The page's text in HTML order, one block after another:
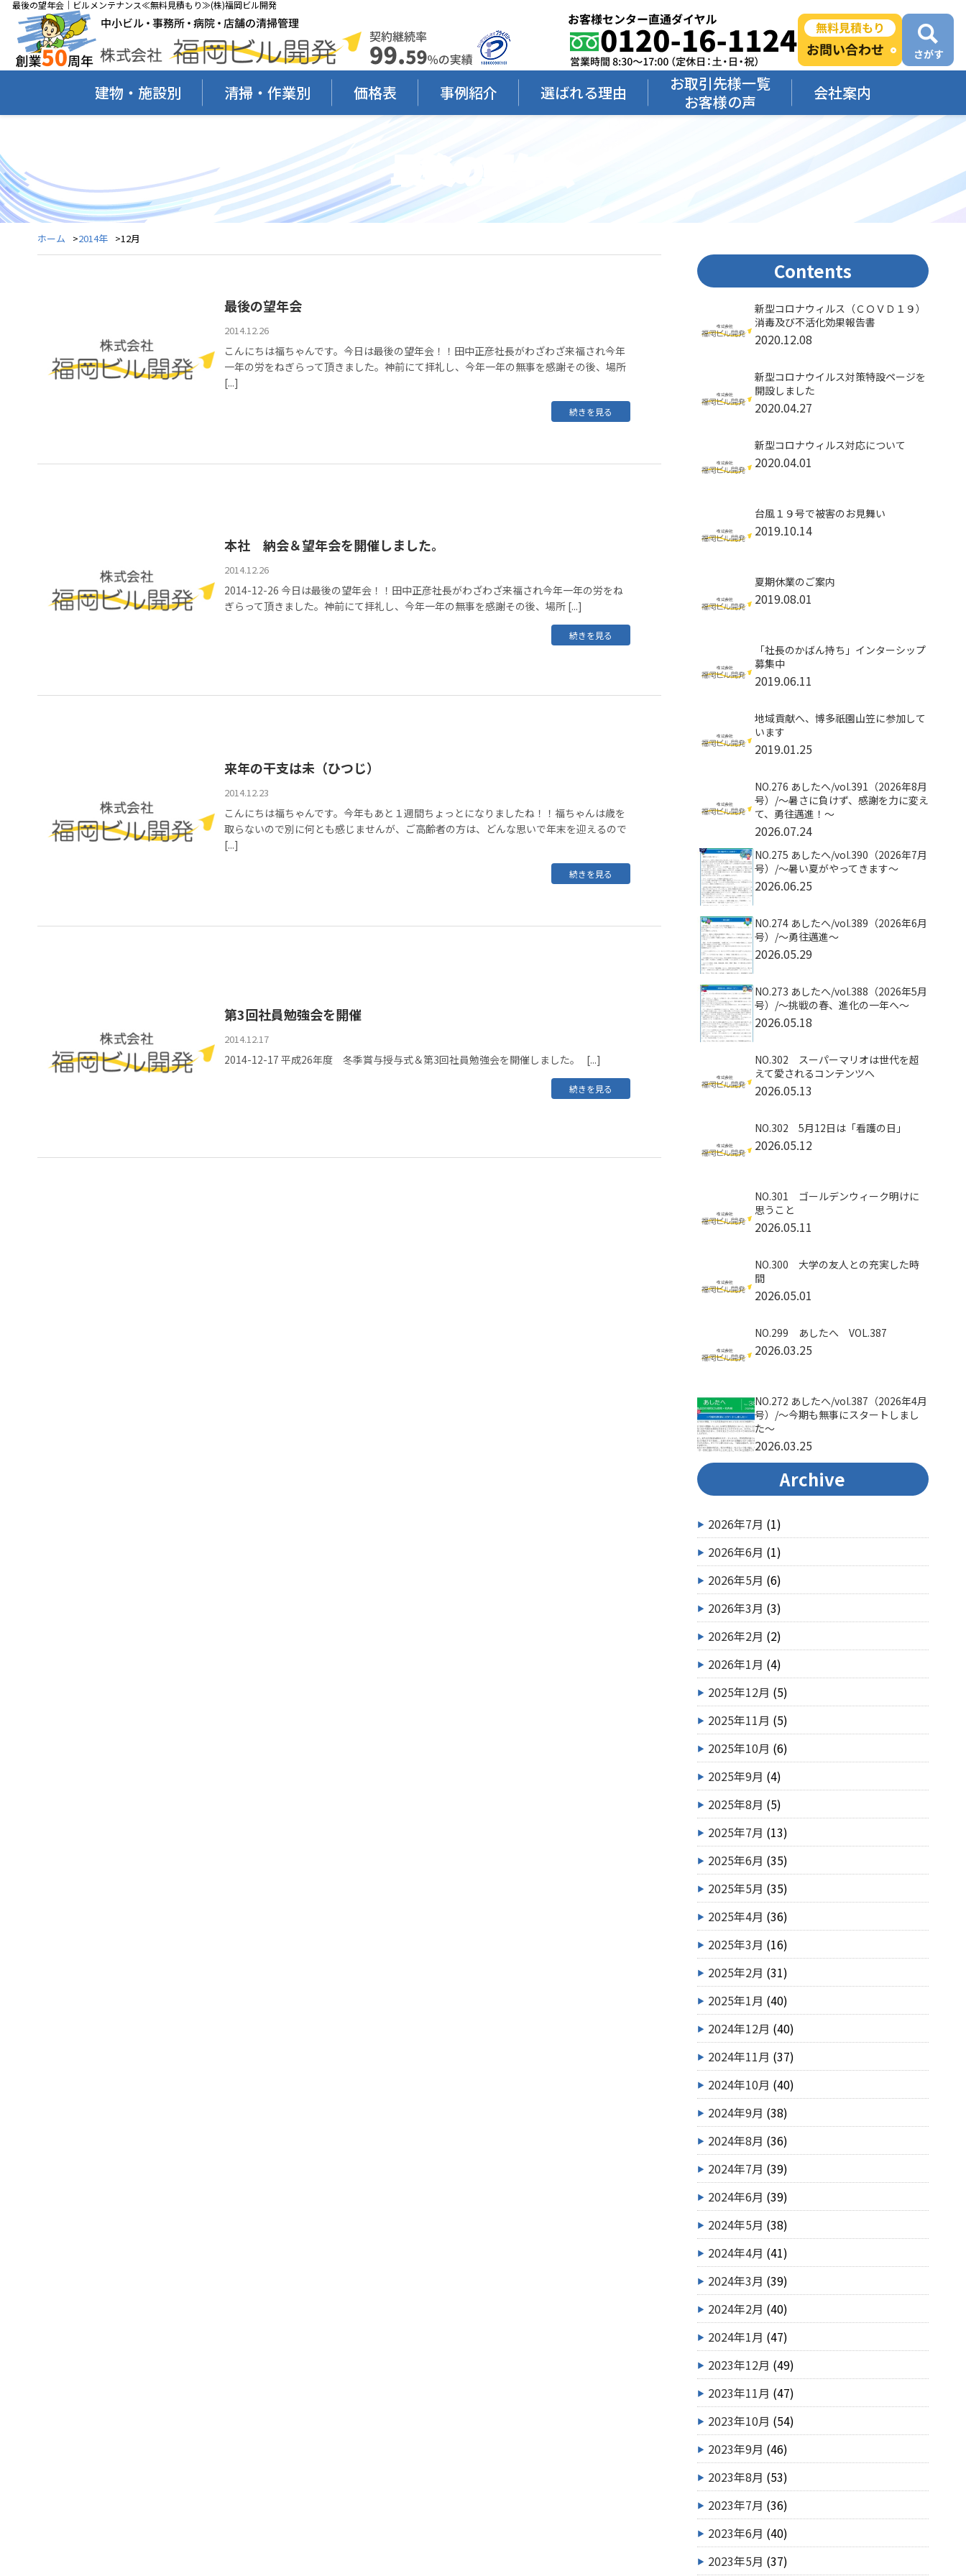
最後の望年会｜ビルメンテナンス≪無料見積もり≫(株)福岡ビル開発
建物・施設別 清掃・作業別 価格表 事例紹介 選ばれる理由
お取引先様一覧
お客様の声
会社案内
最後の望年会
ホーム 2014年 12月
最後の望年会
2014.12.26
こんにちは福ちゃんです。今日は最後の望年会！！田中正彦社長がわざわざ来福され今年
一年の労をねぎらって頂きました。神前にて拝礼し、今年一年の無事を感謝その後、場所
[...]
続きを見る
本社 納会＆望年会を開催しました。
2014.12.26
2014-12-26 今日は最後の望年会！！田中正彦社長がわざわざ来福され今年一年の労をね
ぎらって頂きました。神前にて拝礼し、今年一年の無事を感謝その後、場所 [...]
続きを見る
来年の干支は未（ひつじ）
2014.12.23
こんにちは福ちゃんです。今年もあと１週間ちょっとになりましたね！！福ちゃんは歳を
取らないので別に何とも感じませんが、ご高齢者の方は、どんな思いで年末を迎えるので
[...]
続きを見る
第3回社員勉強会を開催
2014.12.17
2014-12-17 平成26年度 冬季賞与授与式＆第3回社員勉強会を開催しました。 [...]
続きを見る
Contents
新型コロナウィルス（ＣＯＶＤ１９）
消毒及び不活化効果報告書
2020.12.08
新型コロナウイルス対策特設ページを
開設しました
2020.04.27
新型コロナウィルス対応について
2020.04.01
台風１９号で被害のお見舞い
2019.10.14
夏期休業のご案内
2019.08.01
「社長のかばん持ち」インターシップ
募集中
2019.06.11
地域貢献へ、博多祇園山笠に参加して
います
2019.01.25
NO.276 あしたへ/vol.391（2026年8月
号）/〜暑さに負けず、感謝を力に変え
て、勇往邁進！〜
2026.07.24
NO.275 あしたへ/vol.390（2026年7月
号）/～暑い夏がやってきます～
2026.06.25
NO.274 あしたへ/vol.389（2026年6月
号）/～勇往邁進～
2026.05.29
NO.273 あしたへ/vol.388（2026年5月
号）/～挑戦の春、進化の一年へ～
2026.05.18
NO.302 スーパーマリオは世代を超
えて愛されるコンテンツへ
2026.05.13
NO.302 5月12日は「看護の日」
2026.05.12
NO.301 ゴールデンウィーク明けに
思うこと
2026.05.11
NO.300 大学の友人との充実した時
間
2026.05.01
NO.299 あしたへ VOL.387
2026.03.25
NO.272 あしたへ/vol.387（2026年4月
号）/～今期も無事にスタートしまし
た～
2026.03.25
Archive
2026年7月 (1)
2026年6月 (1)
2026年5月 (6)
2026年3月 (3)
2026年2月 (2)
2026年1月 (4)
2025年12月 (5)
2025年11月 (5)
2025年10月 (6)
2025年9月 (4)
2025年8月 (5)
2025年7月 (13)
2025年6月 (35)
2025年5月 (35)
2025年4月 (36)
2025年3月 (16)
2025年2月 (31)
2025年1月 (40)
2024年12月 (40)
2024年11月 (37)
2024年10月 (40)
2024年9月 (38)
2024年8月 (36)
2024年7月 (39)
2024年6月 (39)
2024年5月 (38)
2024年4月 (41)
2024年3月 (39)
2024年2月 (40)
2024年1月 (47)
2023年12月 (49)
2023年11月 (47)
2023年10月 (54)
2023年9月 (46)
2023年8月 (53)
2023年7月 (36)
2023年6月 (40)
2023年5月 (37)